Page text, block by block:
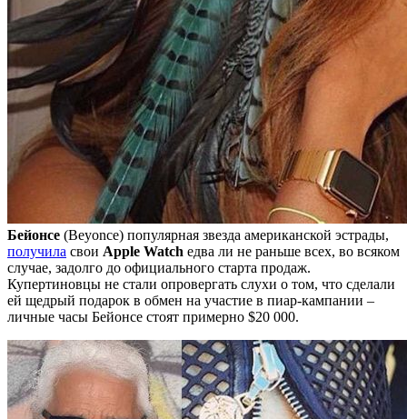
Бейонсе (Beyonce) популярная звезда американской эстрады,
получила свои Apple Watch едва ли не раньше всех, во всяком
случае, задолго до официального старта продаж.
Купертиновцы не стали опровергать слухи о том, что сделали
ей щедрый подарок в обмен на участие в пиар-кампании –
личные часы Бейонсе стоят примерно $20 000.